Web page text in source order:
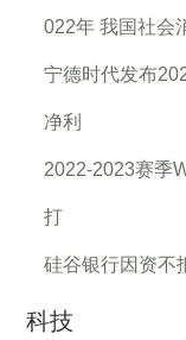
022年 我国社会
宁德时代发布
净利
2022-2023赛季
打
硅谷银行因资不
科技